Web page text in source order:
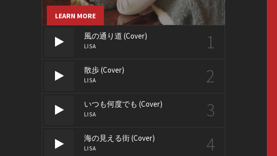
LEARN MORE
風の通り道 (Cover)
LISA 1
散歩 (Cover)
LISA 2
いつも何度でも (Cover)
LISA 3
海の見える街 (Cover)
LISA 4